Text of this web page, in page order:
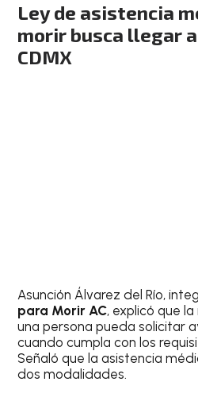
Ley de asistencia
morir busca llegar
CDMX
Asunción Álvarez del Río,
para Morir AC, explicó que
una persona pueda solicitar
cuando cumpla con los
Señaló que la asistencia
dos modalidades.